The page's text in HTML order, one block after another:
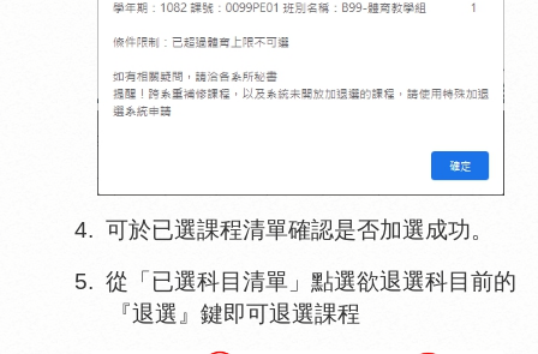
4. 可於已選課程清單確認是否加選成功。
5. 從「已選科目清單」點選欲退選科目前的
『退選』鍵即可退選課程